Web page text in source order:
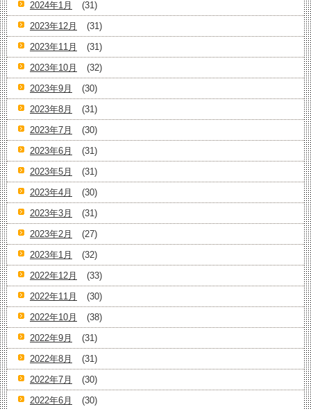
2024年1月
(31)
2023年12月
(31)
2023年11月
(31)
2023年10月
(32)
2023年9月
(30)
2023年8月
(31)
2023年7月
(30)
2023年6月
(31)
2023年5月
(31)
2023年4月
(30)
2023年3月
(31)
2023年2月
(27)
2023年1月
(32)
2022年12月
(33)
2022年11月
(30)
2022年10月
(38)
2022年9月
(31)
2022年8月
(31)
2022年7月
(30)
2022年6月
(30)